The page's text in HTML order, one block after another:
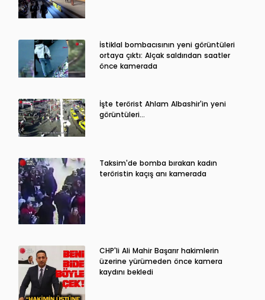
İstiklal bombacısının yeni görüntüleri
ortaya çıktı: Alçak saldırıdan saatler
önce kamerada
İşte terörist Ahlam Albashir'in yeni
görüntüleri…
Taksim'de bomba bırakan kadın
teröristin kaçış anı kamerada
CHP'li Ali Mahir Başarır hakimlerin
üzerine yürümeden önce kamera
kaydını bekledi